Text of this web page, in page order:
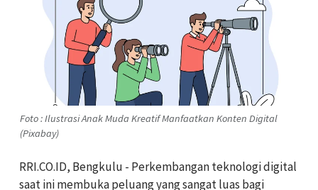
Foto : Ilustrasi Anak Muda Kreatif Manfaatkan Konten Digital
(Pixabay)
RRI.CO.ID, Bengkulu - Perkembangan teknologi digital
saat ini membuka peluang yang sangat luas bagi